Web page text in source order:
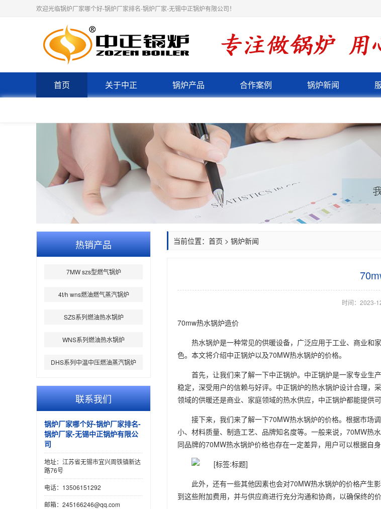
欢迎光临锅炉厂家哪个好-锅炉厂家排名-锅炉厂家-无锡中正锅炉有限公司！
首页 关于中正 锅炉产品 合作案例 锅炉新闻
热销产品
7MW szs型燃气锅炉
4t/h wns燃油燃气蒸汽锅炉
SZS系列燃油热水锅炉
WNS系列燃油热水锅炉
DHS系列中温中压燃油蒸汽锅炉
联系我们
锅炉厂家哪个好-锅炉厂家排名-
锅炉厂家-无锡中正锅炉有限公
司
地址：江苏省无锡市宜兴周铁镇新达
路76号
电话：13506151292
邮箱：245166246@qq.com
当前位置： 首页 > 锅炉新闻
时间：2023-
70mw热水锅炉造价
热水锅炉是一种常见的供暖设备，广泛应用于工业、商业和
色。本文将介绍中正锅炉以及70MW热水锅炉的价格。
首先，让我们来了解一下中正锅炉。中正锅炉是一家专业生
稳定，深受用户的信赖与好评。中正锅炉的热水锅炉设计合理，
领域的供暖还是商业、家庭领域的热水供应，中正锅炉都能提供可
接下来，我们来了解一下70MW热水锅炉的价格。根据市场
小、材料质量、制造工艺、品牌知名度等。一般来说，70MW热
同品牌的70MW热水锅炉价格也存在一定差异，用户可以根据自
此外，还有一些其他因素也会对70MW热水锅炉的价格产生
到这些附加费用，并与供应商进行充分沟通和协商，以确保终的价